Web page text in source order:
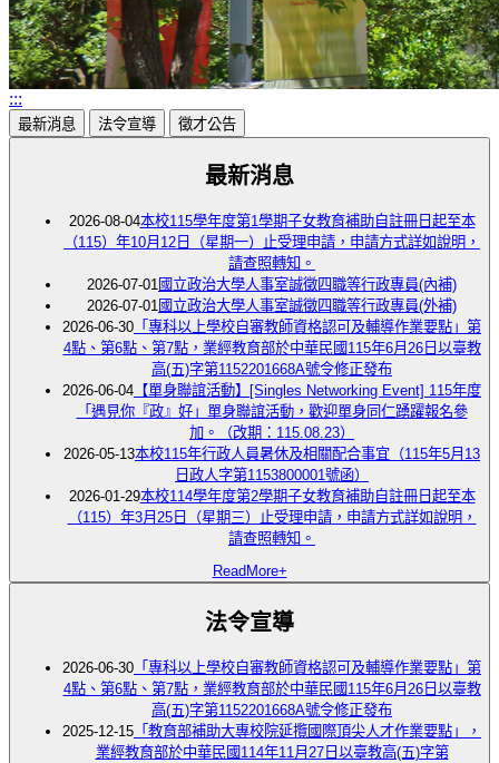
:::
最新消息 法令宣導 徵才公告
最新消息
2026-08-04本校115學年度第1學期子女教育補助自註冊日起至本
（115）年10月12日（星期一）止受理申請，申請方式詳如說明，
請查照轉知。
2026-07-01國立政治大學人事室誠徵四職等行政專員(內補)
2026-07-01國立政治大學人事室誠徵四職等行政專員(外補)
2026-06-30 「專科以上學校自審教師資格認可及輔導作業要點」第
4點、第6點、第7點，業經教育部於中華民國115年6月26日以臺教
高(五)字第1152201668A號令修正發布
2026-06-04 【單身聯誼活動】[Singles Networking Event] 115年度
「遇見你『政』好」單身聯誼活動，歡迎單身同仁踴躍報名參
加。（改期：115.08.23）
2026-05-13本校115年行政人員暑休及相關配合事宜（115年5月13
日政人字第1153800001號函）
2026-01-29本校114學年度第2學期子女教育補助自註冊日起至本
（115）年3月25日（星期三）止受理申請，申請方式詳如說明，
請查照轉知。
ReadMore+
法令宣導
2026-06-30 「專科以上學校自審教師資格認可及輔導作業要點」第
4點、第6點、第7點，業經教育部於中華民國115年6月26日以臺教
高(五)字第1152201668A號令修正發布
2025-12-15 「教育部補助大專校院延攬國際頂尖人才作業要點」，
業經教育部於中華民國114年11月27日以臺教高(五)字第